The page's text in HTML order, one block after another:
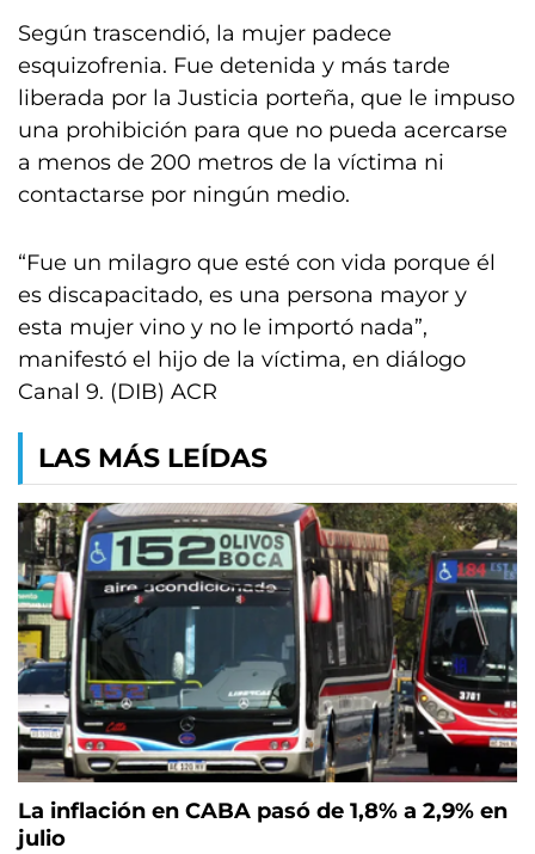
Según trascendió, la mujer padece
esquizofrenia. Fue detenida y más tarde
liberada por la Justicia porteña, que le impuso
una prohibición para que no pueda acercarse
a menos de 200 metros de la víctima ni
contactarse por ningún medio.
“Fue un milagro que esté con vida porque él
es discapacitado, es una persona mayor y
esta mujer vino y no le importó nada”,
manifestó el hijo de la víctima, en diálogo
Canal 9. (DIB) ACR
LAS MÁS LEÍDAS
La inflación en CABA pasó de 1,8% a 2,9% en
julio